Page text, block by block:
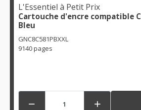
L'Essentiel à Petit Prix
Cartouche d'encre compatible
Bleu
GNC8C581PBXXL
9140 pages
 